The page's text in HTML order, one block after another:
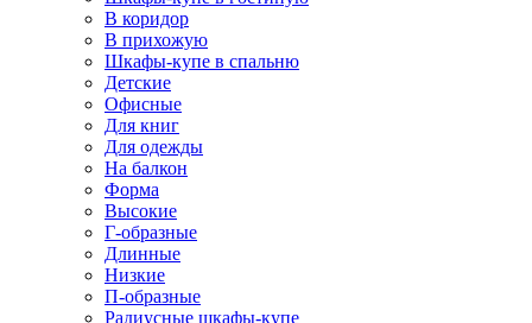
В коридор
В прихожую
Шкафы-купе в спальню
Детские
Офисные
Для книг
Для одежды
На балкон
Форма
Высокие
Г-образные
Длинные
Низкие
П-образные
Радиусные шкафы-купе